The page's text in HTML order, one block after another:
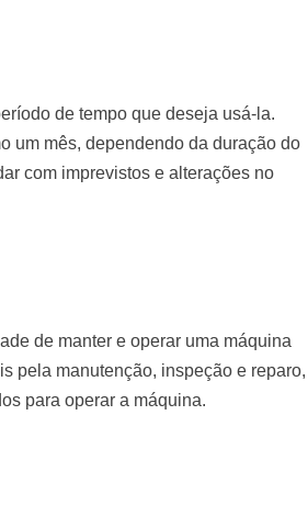
de tempo que deseja usá-la.
um mês, dependendo da duração do
com imprevistos e alterações no
de manter e operar uma máquina
pela manutenção, inspeção e reparo,
para operar a máquina.